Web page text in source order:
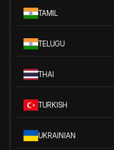
TAMIL
TELUGU
THAI
TURKISH
UKRAINIAN